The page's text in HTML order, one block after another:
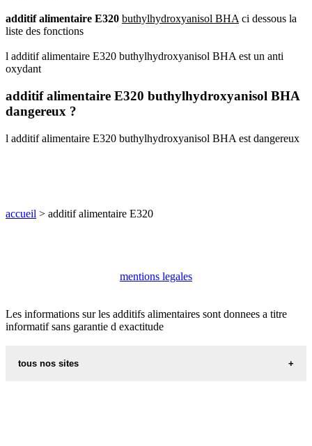
additif alimentaire E320 buthylhydroxyanisol BHA ci dessous la
liste des fonctions
l additif alimentaire E320 buthylhydroxyanisol BHA est un anti
oxydant
additif alimentaire E320 buthylhydroxyanisol BHA
dangereux ?
l additif alimentaire E320 buthylhydroxyanisol BHA est dangereux
accueil > additif alimentaire E320
mentions legales
Les informations sur les additifs alimentaires sont donnees a titre
informatif sans garantie d exactitude
tous nos sites